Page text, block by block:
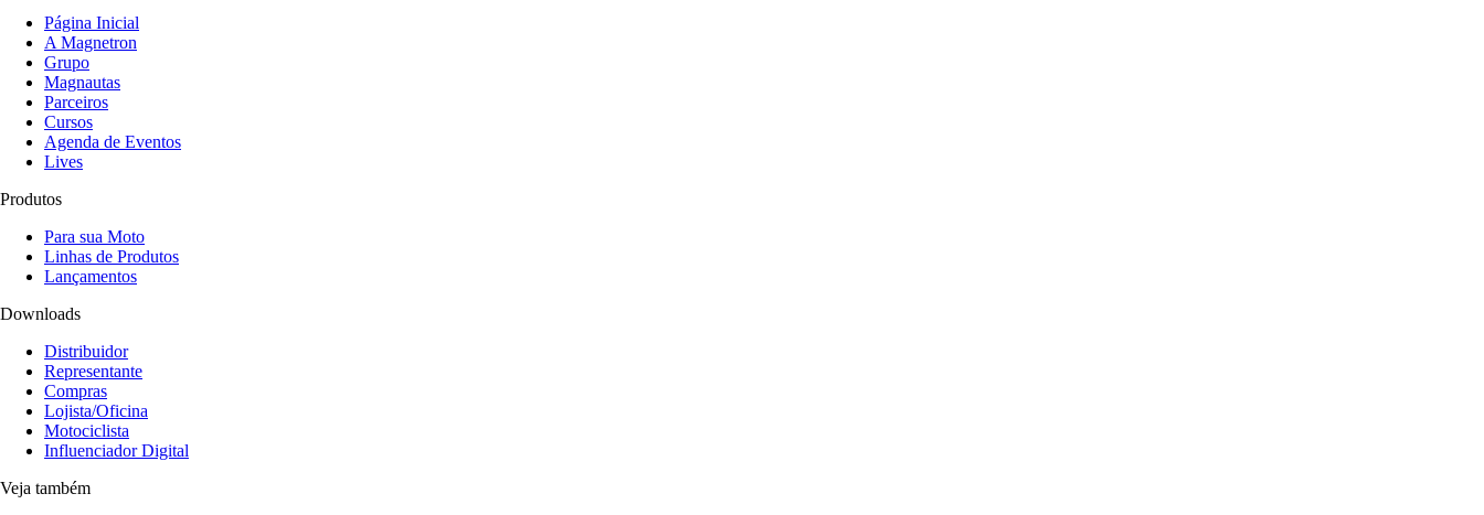
Página Inicial
A Magnetron
Grupo
Magnautas
Parceiros
Cursos
Agenda de Eventos
Lives
Produtos
Para sua Moto
Linhas de Produtos
Lançamentos
Downloads
Distribuidor
Representante
Compras
Lojista/Oficina
Motociclista
Influenciador Digital
Veja também